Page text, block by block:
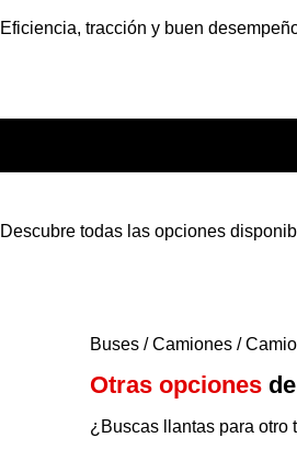
Eficiencia, tracción y buen
Descubre todas las opciones
Buses / Camiones /
Otras opciones
¿Buscas llantas para otro